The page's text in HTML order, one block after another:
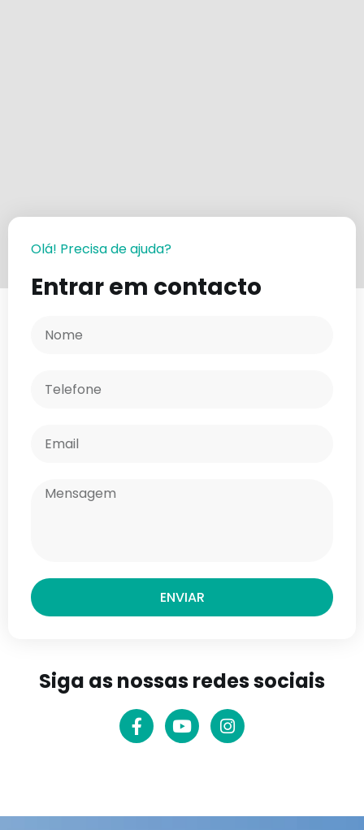
Olá! Precisa de ajuda?
Entrar em contacto
ENVIAR
Siga as nossas redes sociais